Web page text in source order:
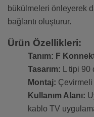
bükülmeleri önleyerek
bağlantı oluşturur.
Ürün Özellikleri:
Tanım: F
Tasarım: L tipi 90
Montaj: Çevirmeli
Kullanım Alanı:
kablo TV